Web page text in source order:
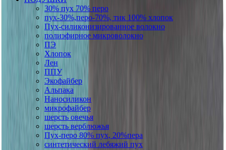
30% пух 70% перо
пух-30%,перо-70%, тик 100% хлопок
Пух-силиконизированное волокно
полиэфирное микроволокно
ПЭ
Хлопок
Лен
ППУ
Экофайбер
Альпака
Наносиликон
микрофайбер
шерсть овечья
шерсть верблюжья
Пух-перо 80% пух, 20%пера
синтетический лебяжий пух